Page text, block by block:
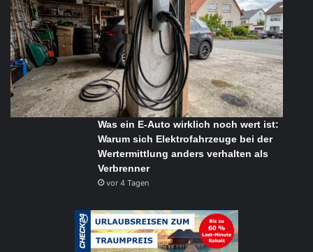
Was ein E-Auto wirklich noch wert ist:
Warum sich Elektrofahrzeuge bei der
Wertermittlung anders verhalten als
Verbrenner
vor 4 Tagen